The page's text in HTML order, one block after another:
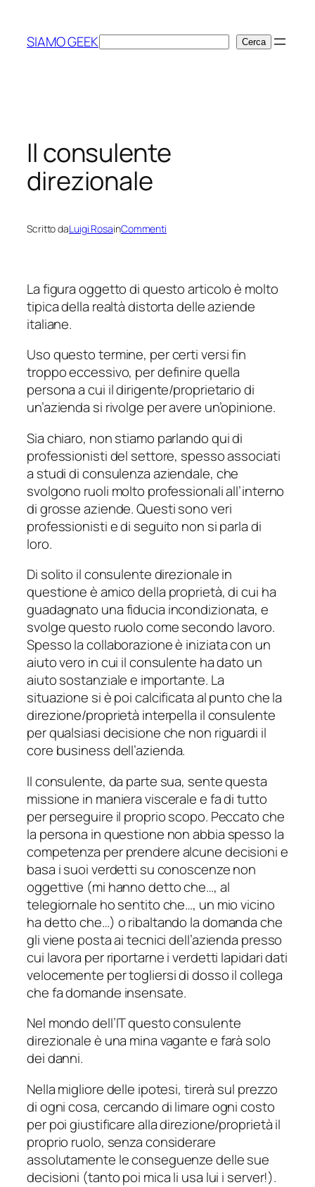
contenuto
SIAMO GEEKCerca Cerca
Il consulente
direzionale
Scritto daLuigi RosainCommenti
La figura oggetto di questo articolo è molto
tipica della realtà distorta delle aziende
italiane.
Uso questo termine, per certi versi fin
troppo eccessivo, per definire quella
persona a cui il dirigente/proprietario di
un’azienda si rivolge per avere un’opinione.
Sia chiaro, non stiamo parlando qui di
professionisti del settore, spesso associati
a studi di consulenza aziendale, che
svolgono ruoli molto professionali all’interno
di grosse aziende. Questi sono veri
professionisti e di seguito non si parla di
loro.
Di solito il consulente direzionale in
questione è amico della proprietà, di cui ha
guadagnato una fiducia incondizionata, e
svolge questo ruolo come secondo lavoro.
Spesso la collaborazione è iniziata con un
aiuto vero in cui il consulente ha dato un
aiuto sostanziale e importante. La
situazione si è poi calcificata al punto che la
direzione/proprietà interpella il consulente
per qualsiasi decisione che non riguardi il
core businessdell’azienda.
Il consulente, da parte sua, sente questa
missione in maniera viscerale e fa di tutto
per perseguire il proprio scopo. Peccato che
la persona in questione non abbia spesso la
competenza per prendere alcune decisioni e
basa i suoi verdetti su conoscenze non
oggettive (mi hanno detto che…, al
telegiornale ho sentito che…, un mio vicino
ha detto che…) o ribaltando la domanda che
gli viene posta ai tecnici dell’azienda presso
cui lavora per riportarne i verdetti lapidari dati
velocemente per togliersi di dosso il collega
che fa domande insensate.
Nel mondo dell’IT questo consulente
direzionale è una mina vagante e farà solo
dei danni.
Nella migliore delle ipotesi, tirerà sul prezzo
di ogni cosa, cercando di limare ogni costo
per poi giustificare alla direzione/proprietà il
proprio ruolo, senza considerare
assolutamente le conseguenze delle sue
decisioni (tanto poi mica li usa lui i server!).